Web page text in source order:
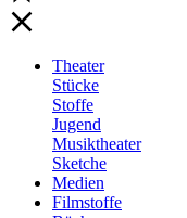
Theater
Stücke
Stoffe
Jugend
Musiktheater
Sketche
Medien
Filmstoffe